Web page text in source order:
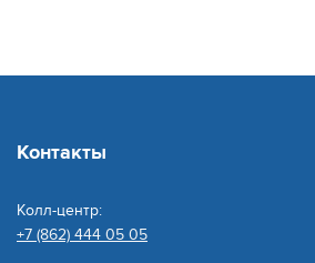
Контакты
Колл-центр:
+7 (862) 444 05 05